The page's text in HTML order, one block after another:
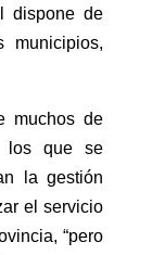
dispone de
municipios,
muchos de
los que se
la gestión
el servicio
“pero